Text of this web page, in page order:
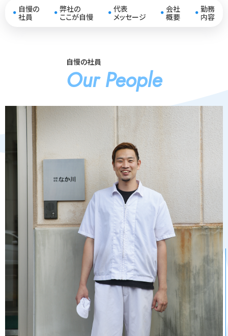
●
自慢の
社員
● 弊社の
ここが自慢
● 代表
メッセージ
● 会社
概要
● 勤務
内容
自慢の社員
Our People